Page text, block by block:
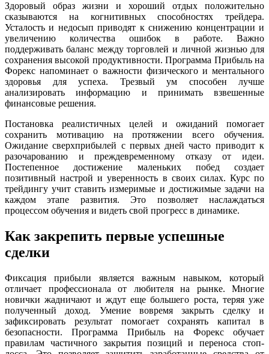
Здоровый образ жизни и хороший отдых положительно
сказываются на когнитивных способностях трейдера.
Усталость и недосып приводят к снижению концентрации и
увеличению количества ошибок в работе. Важно
поддерживать баланс между торговлей и личной жизнью для
сохранения высокой продуктивности. Программа Прибыль на
Форекс напоминает о важности физического и ментального
здоровья для успеха. Трезвый ум способен лучше
анализировать информацию и принимать взвешенные
финансовые решения.
Постановка реалистичных целей и ожиданий помогает
сохранить мотивацию на протяжении всего обучения.
Ожидание сверхприбылей с первых дней часто приводит к
разочарованию и преждевременному отказу от идеи.
Постепенное достижение маленьких побед создает
позитивный настрой и уверенность в своих силах. Курс по
трейдингу учит ставить измеримые и достижимые задачи на
каждом этапе развития. Это позволяет наслаждаться
процессом обучения и видеть свой прогресс в динамике.
Как закрепить первые успешные
сделки
Фиксация прибыли является важным навыком, который
отличает профессионала от любителя на рынке. Многие
новички жадничают и ждут еще большего роста, теряя уже
полученный доход. Умение вовремя закрыть сделку и
зафиксировать результат помогает сохранять капитал в
безопасности. Программа Прибыль на Форекс обучает
правилам частичного закрытия позиций и переноса стоп-